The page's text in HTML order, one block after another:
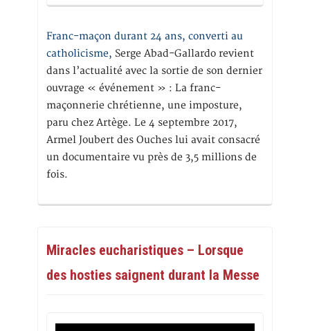
Franc-maçon durant 24 ans, converti au
catholicisme, Serge Abad-Gallardo revient
dans l’actualité avec la sortie de son dernier
ouvrage « événement » : La franc-
maçonnerie chrétienne, une imposture,
paru chez Artège. Le 4 septembre 2017,
Armel Joubert des Ouches lui avait consacré
un documentaire vu près de 3,5 millions de
fois.
Miracles eucharistiques – Lorsque
des hosties saignent durant la Messe